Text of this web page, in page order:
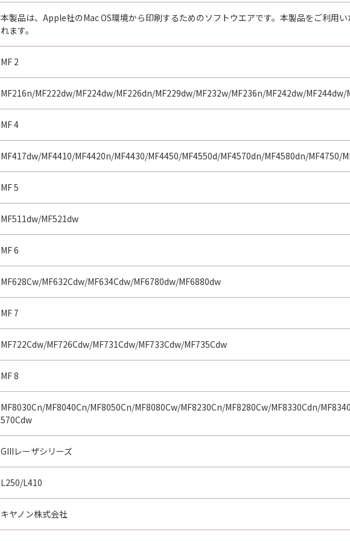
本製品は、Apple社のMac OS環境から印刷するためのソフトウエアです。本製品をご利用
れます。
MF 2
MF216n/MF222dw/MF224dw/MF226dn/MF229dw/MF232w/MF236n/MF242dw/MF244dw/
MF 4
MF417dw/MF4410/MF4420n/MF4430/MF4450/MF4550d/MF4570dn/MF4580dn/MF4750/
MF 5
MF511dw/MF521dw
MF 6
MF628Cw/MF632Cdw/MF634Cdw/MF6780dw/MF6880dw
MF 7
MF722Cdw/MF726Cdw/MF731Cdw/MF733Cdw/MF735Cdw
MF 8
MF8030Cn/MF8040Cn/MF8050Cn/MF8080Cw/MF8230Cn/MF8280Cw/MF8330Cdn/
570Cdw
GIIIレーザシリーズ
L250/L410
キヤノン株式会社